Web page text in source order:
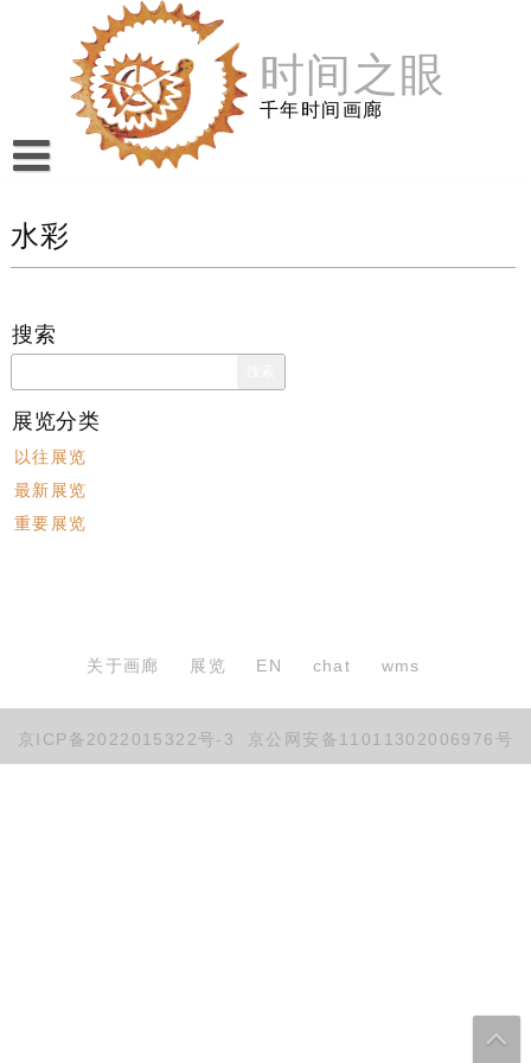
时间之眼
千年时间画廊
水彩
搜索
索：
展览分类
以往展览
最新展览
重要展览
关于画廊 展览 EN chat wms
京ICP备2022015322号-3 京公网安备11011302006976号